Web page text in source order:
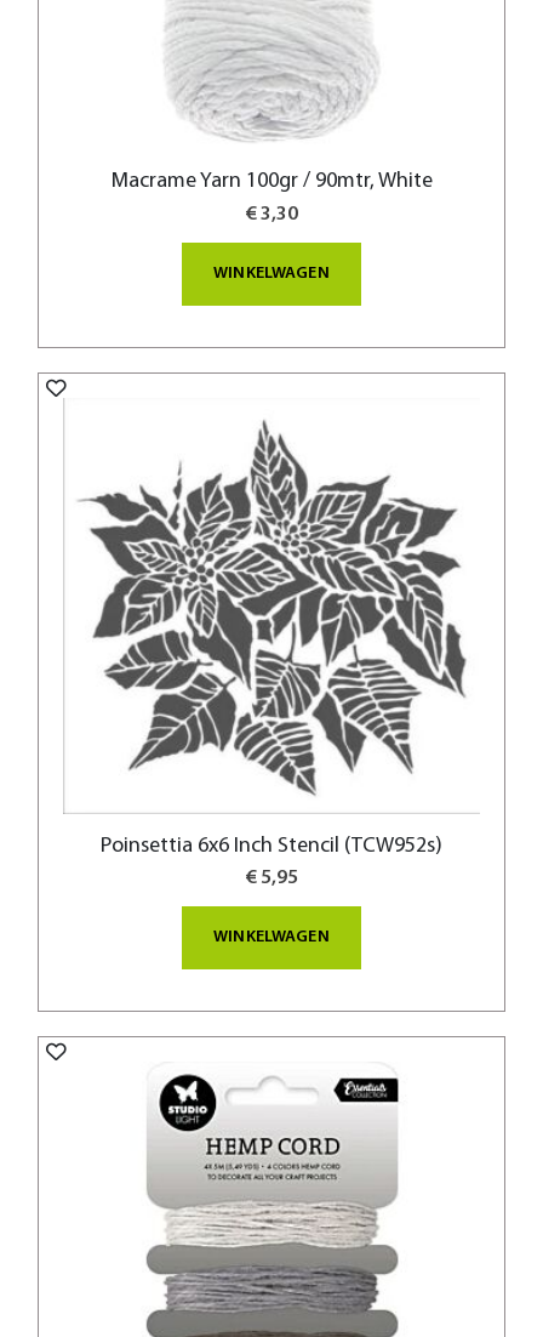
Macrame Yarn 100gr / 90mtr, White
€ 3,30
WINKELWAGEN
Poinsettia 6x6 Inch Stencil (TCW952s)
€ 5,95
WINKELWAGEN